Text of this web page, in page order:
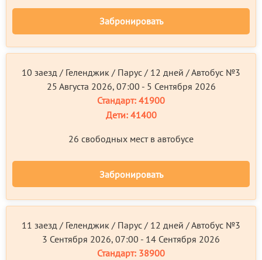
Забронировать
10 заезд / Геленджик / Парус / 12 дней / Автобус №3
25 Августа 2026, 07:00 - 5 Сентября 2026
Стандарт: 41900
Дети:41400
26 свободных мест в автобусе
Забронировать
11 заезд / Геленджик / Парус / 12 дней / Автобус №3
3 Сентября 2026, 07:00 - 14 Сентября 2026
Стандарт: 38900